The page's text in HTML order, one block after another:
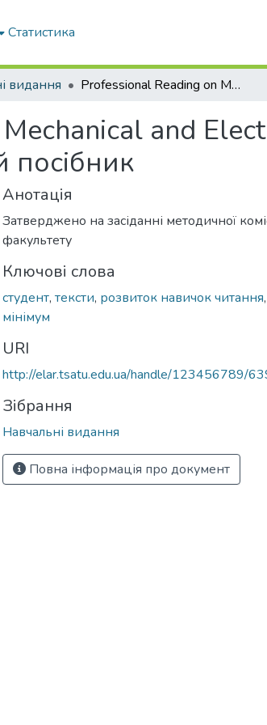
Статистика
видання Professional Reading on Mechanical and Electrical Engineering: навчально-методичний посібник
and
посібник
Анотація
Затверджено на засіданні методичної
факультету
Ключові слова
студент, тексти, розвиток навичок читання,
мінімум
URI
http://elar.tsatu.edu.ua/handle/123456789/
Зібрання
Навчальні видання
Повна інформація про документ